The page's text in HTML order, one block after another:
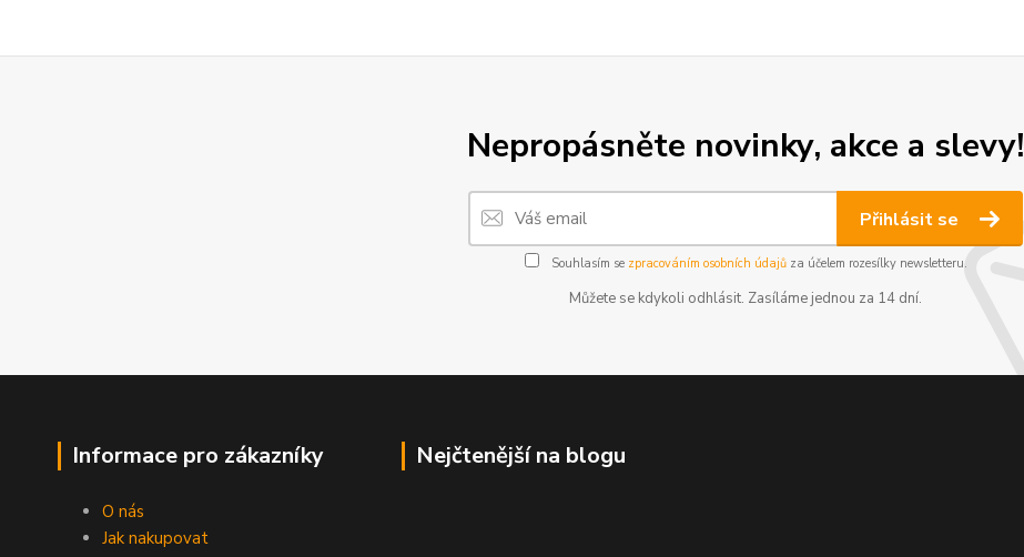
Nepropásněte novinky, akce a slevy!
Přihlásit se
Souhlasím se zpracováním osobních údajůza účelem rozesílky newsletteru.
Můžete se kdykoli odhlásit. Zasíláme jednou za 14 dní.
Informace pro zákazníky
O nás
Jak nakupovat
Nejčtenější na blogu